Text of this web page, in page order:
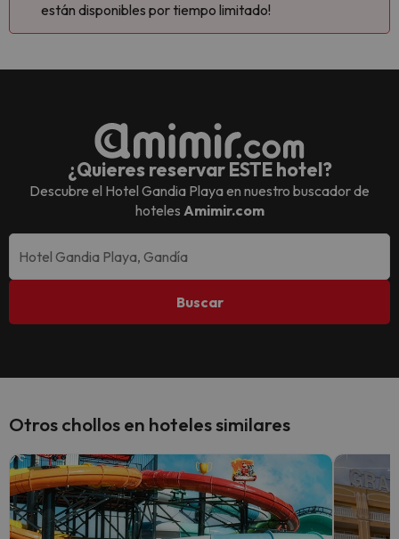
están disponibles por tiempo limitado!
¿Quieres reservar ESTE hotel?
Descubre el Hotel Gandia Playaen nuestro buscador de
hoteles Amimir.com
Buscar
Otros chollos en hoteles similares